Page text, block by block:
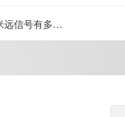
远信号有多